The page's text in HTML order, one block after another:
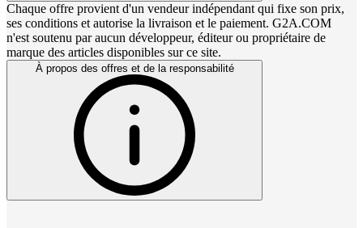
Chaque offre provient d'un vendeur indépendant qui fixe son prix,
ses conditions et autorise la livraison et le paiement. G2A.COM
n'est soutenu par aucun développeur, éditeur ou propriétaire de
marque des articles disponibles sur ce site.
À propos des offres et de la responsabilité